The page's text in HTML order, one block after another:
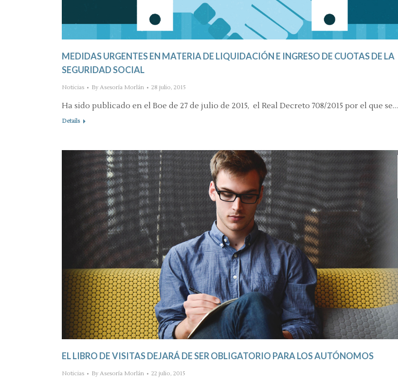
MEDIDAS URGENTES EN MATERIA DE LIQUIDACIÓN E INGRESO DE CUOTAS DE LA
SEGURIDAD SOCIAL
Noticias By Asesoría Morlán 28 julio, 2015
Ha sido publicado en el Boe de 27 de julio de 2015, el Real Decreto 708/2015 por el que se…
Details
EL LIBRO DE VISITAS DEJARÁ DE SER OBLIGATORIO PARA LOS AUTÓNOMOS
Noticias By Asesoría Morlán 22 julio, 2015